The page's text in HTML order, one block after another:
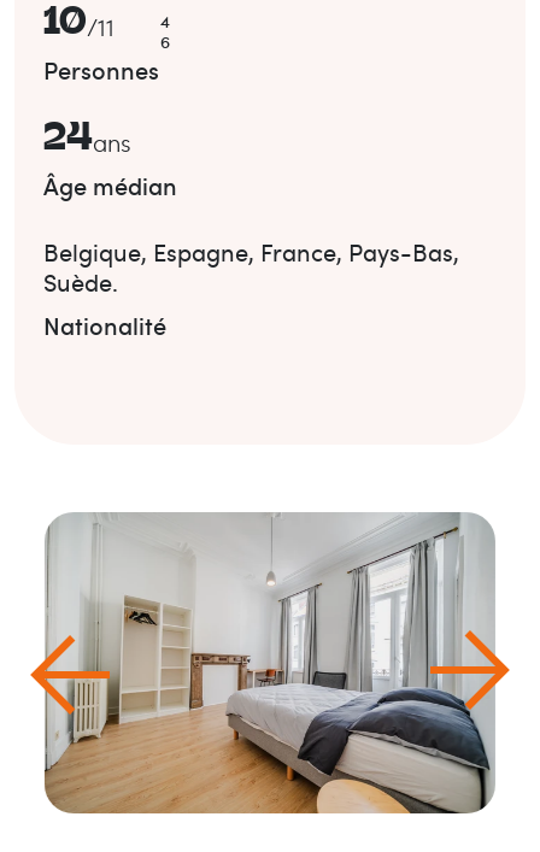
10/11
4
6
Personnes
24ans
Âge médian
Belgique, Espagne, France, Pays-Bas,
Suède.
Nationalité